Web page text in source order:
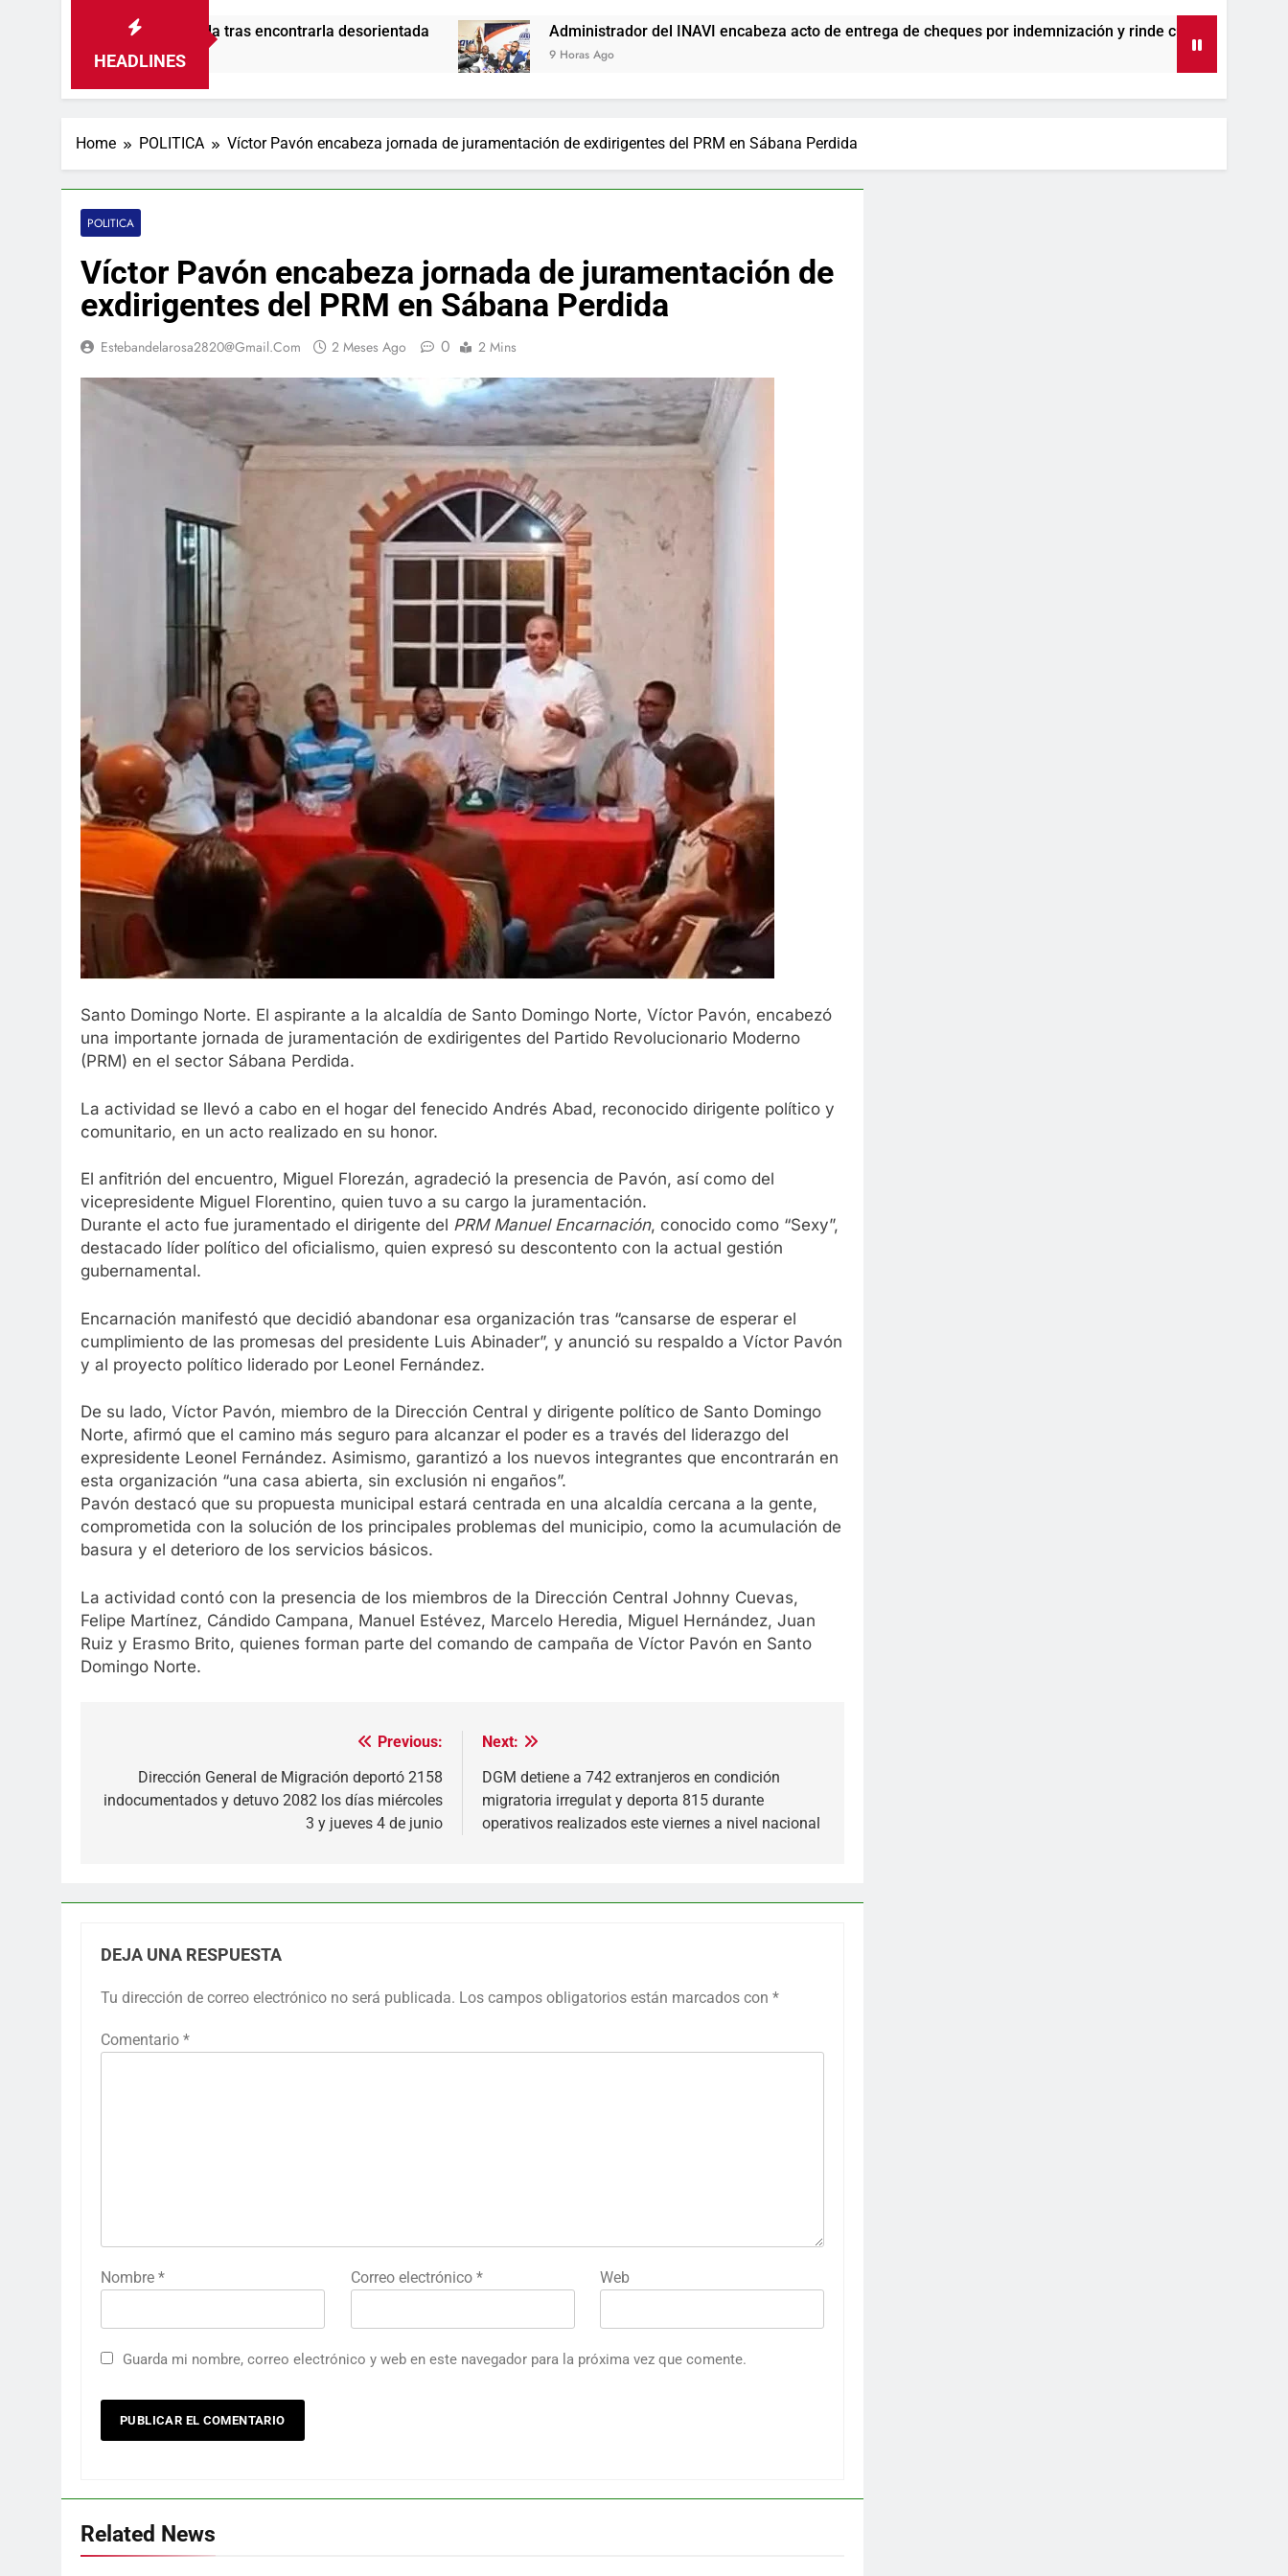
HEADLINES
tras encontrarla desorientada Administrador del INAVI encabeza acto de entrega de cheques por indemnización y rinde cuentas de sus 18 meses al
9 Horas Ago
Home POLITICA Víctor Pavón encabeza jornada de juramentación de exdirigentes del PRM en Sábana Perdida
POLITICA
Víctor Pavón encabeza jornada de juramentación de
exdirigentes del PRM en Sábana Perdida
Estebandelarosa2820@gmail.com 2 Meses Ago 0 2 Mins
Santo Domingo Norte. El aspirante a la alcaldía de Santo Domingo Norte, Víctor Pavón, encabezó
una importante jornada de juramentación de exdirigentes del Partido Revolucionario Moderno
(PRM) en el sector Sábana Perdida.
La actividad se llevó a cabo en el hogar del fenecido Andrés Abad, reconocido dirigente político y
comunitario, en un acto realizado en su honor.
El anfitrión del encuentro, Miguel Florezán, agradeció la presencia de Pavón, así como del
vicepresidente Miguel Florentino, quien tuvo a su cargo la juramentación.
Durante el acto fue juramentado el dirigente del PRM Manuel Encarnación, conocido como “Sexy”,
destacado líder político del oficialismo, quien expresó su descontento con la actual gestión
gubernamental.
Encarnación manifestó que decidió abandonar esa organización tras “cansarse de esperar el
cumplimiento de las promesas del presidente Luis Abinader”, y anunció su respaldo a Víctor Pavón
y al proyecto político liderado por Leonel Fernández.
De su lado, Víctor Pavón, miembro de la Dirección Central y dirigente político de Santo Domingo
Norte, afirmó que el camino más seguro para alcanzar el poder es a través del liderazgo del
expresidente Leonel Fernández. Asimismo, garantizó a los nuevos integrantes que encontrarán en
esta organización “una casa abierta, sin exclusión ni engaños”.
Pavón destacó que su propuesta municipal estará centrada en una alcaldía cercana a la gente,
comprometida con la solución de los principales problemas del municipio, como la acumulación de
basura y el deterioro de los servicios básicos.
La actividad contó con la presencia de los miembros de la Dirección Central Johnny Cuevas,
Felipe Martínez, Cándido Campana, Manuel Estévez, Marcelo Heredia, Miguel Hernández, Juan
Ruiz y Erasmo Brito, quienes forman parte del comando de campaña de Víctor Pavón en Santo
Domingo Norte.
Previous:
Dirección General de Migración deportó 2158
indocumentados y detuvo 2082 los días miércoles
3 y jueves 4 de junio
Next:
DGM detiene a 742 extranjeros en condición
migratoria irregulat y deporta 815 durante
operativos realizados este viernes a nivel nacional
DEJA UNA RESPUESTA
Tu dirección de correo electrónico no será publicada. Los campos obligatorios están marcados con *
Comentario *
Nombre * Correo electrónico * Web
Guarda mi nombre, correo electrónico y web en este navegador para la próxima vez que comente.
Related News